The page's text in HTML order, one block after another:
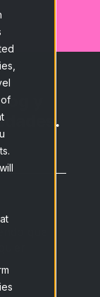
y
que